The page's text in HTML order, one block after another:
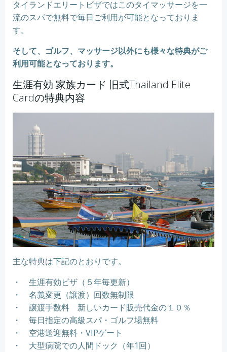
タイランドエリートビザではこのタイマッサージを一
流のスパで無料で毎日ご利用が可能となっておりま
す。
そして、ゴルフ、マッサージ以外にも様々な特典がご
利用可能となっております。
生涯有効 家族カード 旧式Thailand Elite
Cardの特典内容
主な特典は下記のとおりです。
・ 生涯有効ビザ（５年毎更新）
・ 名義変更（譲渡）回数無制限
・ 譲渡手数料 新しいカード販売代金の１０％
・ 毎日指定の高級スパ・ゴルフ場無料
・ 空港送迎無料・VIPゲート
・ 大型病院での人間ドック（年1回）